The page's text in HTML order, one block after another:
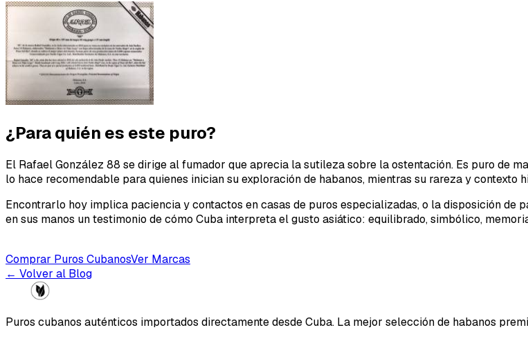
¿Para quién es este puro?
El Rafael González 88 se dirige al fumador que aprecia la sutileza sobre la ostentación. Es puro de
lo hace recomendable para quienes inician su exploración de habanos, mientras su rareza y
Encontrarlo hoy implica paciencia y contactos en casas de puros especializadas, o la disposición de
en sus manos un testimonio de cómo Cuba interpreta el gusto asiático: equilibrado, simbólico,
Comprar Puros CubanosVer Marcas
← Volver al Blog
Puros cubanos auténticos importados directamente desde Cuba. La mejor selección de habanos